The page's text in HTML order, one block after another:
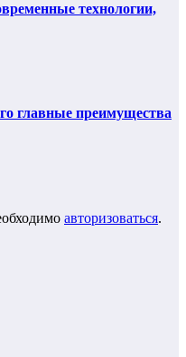
технологии,
главные преимущества
авторизоваться.